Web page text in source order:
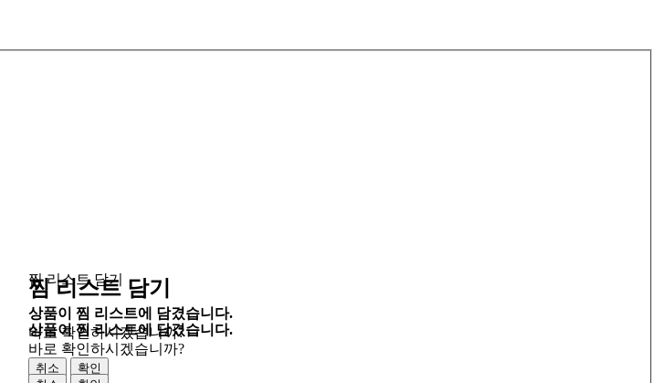
찜 리스트 담기
상품이 찜 리스트에 담겼습니다.
바로 확인하시겠습니까?
취소
확인
찜 리스트 담기
상품이 찜 리스트에 담겼습니다.
바로 확인하시겠습니까?